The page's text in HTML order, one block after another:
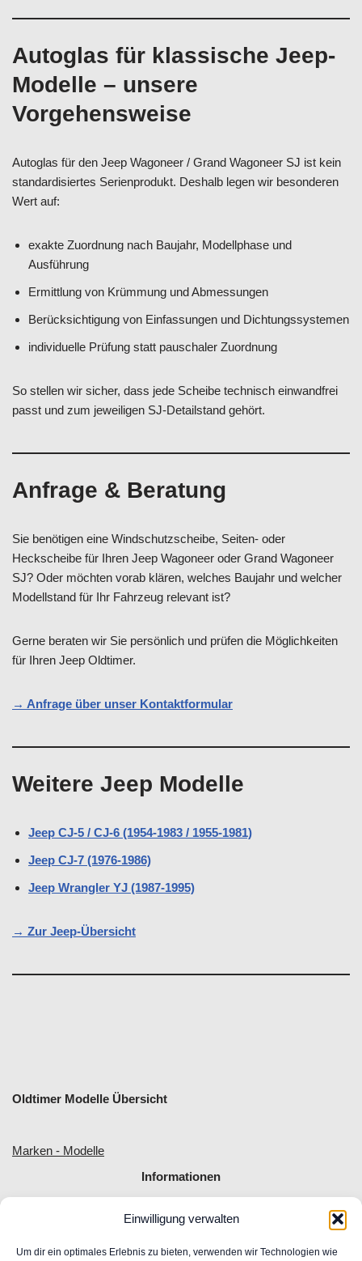
Einwilligung verwalten
Um dir ein optimales Erlebnis zu bieten, verwenden wir Technologien wie
Autoglas für klassische Jeep-
Modelle – unsere
Vorgehensweise
Autoglas für den Jeep Wagoneer / Grand Wagoneer SJ ist kein
standardisiertes Serienprodukt. Deshalb legen wir besonderen
Wert auf:
exakte Zuordnung nach Baujahr, Modellphase und
Ausführung
Ermittlung von Krümmung und Abmessungen
Berücksichtigung von Einfassungen und Dichtungssystemen
individuelle Prüfung statt pauschaler Zuordnung
So stellen wir sicher, dass jede Scheibe technisch einwandfrei
passt und zum jeweiligen SJ-Detailstand gehört.
Anfrage & Beratung
Sie benötigen eine Windschutzscheibe, Seiten- oder
Heckscheibe für Ihren Jeep Wagoneer oder Grand Wagoneer
SJ? Oder möchten vorab klären, welches Baujahr und welcher
Modellstand für Ihr Fahrzeug relevant ist?
Gerne beraten wir Sie persönlich und prüfen die Möglichkeiten
für Ihren Jeep Oldtimer.
→ Anfrage über unser Kontaktformular
Weitere Jeep Modelle
Jeep CJ-5 / CJ-6 (1954-1983 / 1955-1981)
Jeep CJ-7 (1976-1986)
Jeep Wrangler YJ (1987-1995)
→ Zur Jeep-Übersicht
Oldtimer Modelle Übersicht
Marken - Modelle
Informationen
Allgemeine Geschäftsbedingungen
Impressum